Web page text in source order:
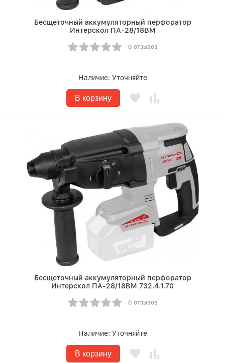
Бесщеточный аккумуляторный перфоратор
Интерскол ПА-28/18ВМ
0 отзывов
Наличие: Уточняйте
В корзину
Бесщеточный аккумуляторный перфоратор
Интерскол ПА-28/18ВМ 732.4.1.70
0 отзывов
Наличие: Уточняйте
В корзину